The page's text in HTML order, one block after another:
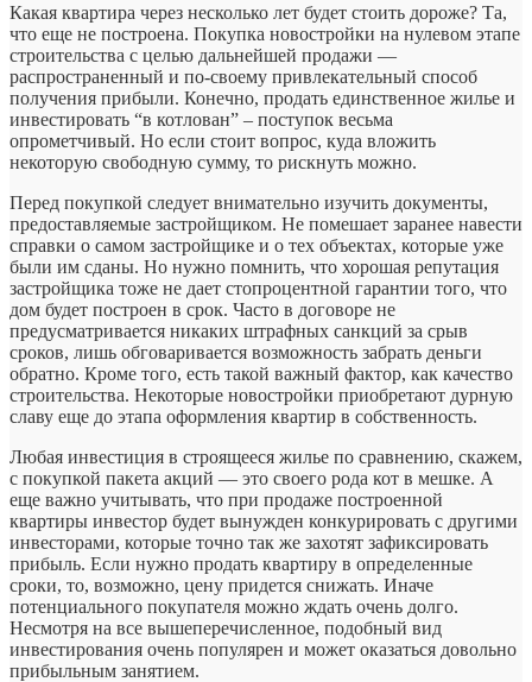
Какая квартира через несколько лет будет стоить дороже? Та,
что еще не построена. Покупка новостройки на нулевом этапе
строительства с целью дальнейшей продажи —
распространенный и по-своему привлекательный способ
получения прибыли. Конечно, продать единственное жилье и
инвестировать “в котлован” – поступок весьма
опрометчивый. Но если стоит вопрос, куда вложить
некоторую свободную сумму, то рискнуть можно.
Перед покупкой следует внимательно изучить документы,
предоставляемые застройщиком. Не помешает заранее навести
справки о самом застройщике и о тех объектах, которые уже
были им сданы. Но нужно помнить, что хорошая репутация
застройщика тоже не дает стопроцентной гарантии того, что
дом будет построен в срок. Часто в договоре не
предусматривается никаких штрафных санкций за срыв
сроков, лишь обговаривается возможность забрать деньги
обратно. Кроме того, есть такой важный фактор, как качество
строительства. Некоторые новостройки приобретают дурную
славу еще до этапа оформления квартир в собственность.
Любая инвестиция в строящееся жилье по сравнению, скажем,
с покупкой пакета акций — это своего рода кот в мешке. А
еще важно учитывать, что при продаже построенной
квартиры инвестор будет вынужден конкурировать с другими
инвесторами, которые точно так же захотят зафиксировать
прибыль. Если нужно продать квартиру в определенные
сроки, то, возможно, цену придется снижать. Иначе
потенциального покупателя можно ждать очень долго.
Несмотря на все вышеперечисленное, подобный вид
инвестирования очень популярен и может оказаться довольно
прибыльным занятием.